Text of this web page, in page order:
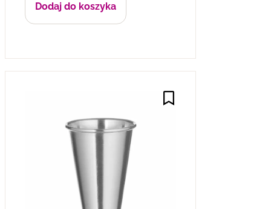
Dodaj do koszyka